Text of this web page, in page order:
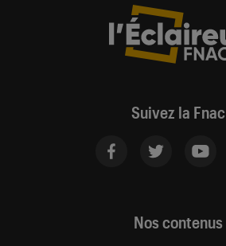
Suivez la Fnac
Nos contenus